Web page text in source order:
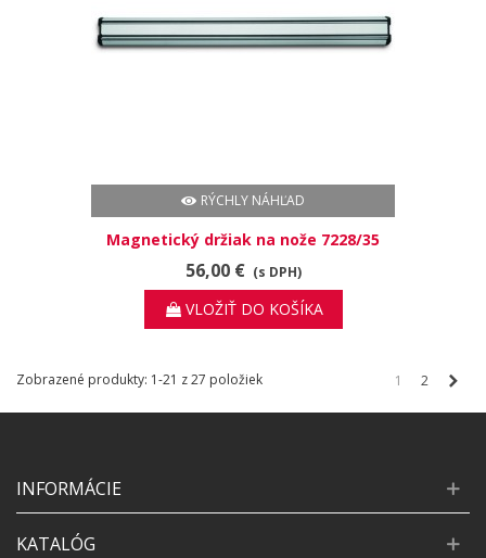
RÝCHLY NÁHĽAD
Magnetický držiak na nože 7228/35
56,00 € (s DPH)
VLOŽIŤ DO KOŠÍKA
Zobrazené produkty: 1-21 z 27 položiek 1 2
INFORMÁCIE
KATALÓG